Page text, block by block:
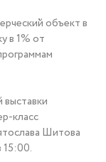
объект в
в 1% от
класс
Шитова
15:00.